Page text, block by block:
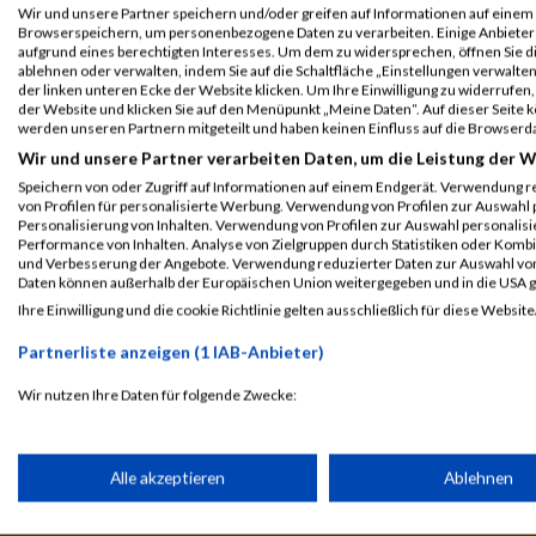
2024
Veranstaltung Stnr First Name Last
St. Valentiner Stadtlauf 2024
Raiffeisen Kinderlauf - KINDER
827 Maja Heszle
Legende:
GPos = Geschlechter Position, KPos = Kategorie Position, TPos
Disqualifiziert
Laufsport Anmeldung
Wir und unsere Partner speichern und/oder greifen auf Informationen auf einem
Browserspeichern, um personenbezogene Daten zu verarbeiten. Einige
aufgrund eines berechtigten Interesses. Um dem zu widersprechen, öffnen Sie
ablehnen oder verwalten, indem Sie auf die Schaltfläche „Einstellungen
der linken unteren Ecke der Website klicken. Um Ihre Einwilligung zu
der Website und klicken Sie auf den Menüpunkt „Meine Daten“. Auf dieser
werden unseren Partnern mitgeteilt und haben keinen Einfluss auf die
Wir und unsere Partner verarbeiten Daten, um die Leistung der
Speichern von oder Zugriff auf Informationen auf einem Endgerät. Verwendung
von Profilen für personalisierte Werbung. Verwendung von Profilen zur
Personalisierung von Inhalten. Verwendung von Profilen zur Auswahl
Performance von Inhalten. Analyse von Zielgruppen durch Statistiken oder
und Verbesserung der Angebote. Verwendung reduzierter Daten zur Auswahl
Daten können außerhalb der Europäischen Union weitergegeben und in die USA
Ihre Einwilligung und die cookie Richtlinie gelten ausschließlich für diese
Partnerliste anzeigen (1 IAB-Anbieter)
Wir nutzen Ihre Daten für folgende Zwecke:
Speichern von oder Zugriff auf Informationen auf einem
Alle akzeptieren Ablehnen